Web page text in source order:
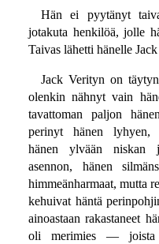
Hän ei pyytänyt
jotakuta henkilöä, jolle
Taivas lähetti hänelle
Jack Verityn on
olenkin nähnyt vain
tavattoman paljon
perinyt hänen lyhyen,
hänen ylvään niskan
asennon, hänen
himmeänharmaat, mutta
kehuivat häntä
ainoastaan rakastaneet
oli merimies — joista